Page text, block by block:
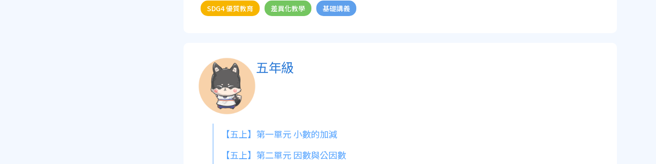
SDG4 優質教育 差異化教學 基礎講義
五年級
【五上】第一單元 小數的加減
【五上】第二單元 因數與公因數